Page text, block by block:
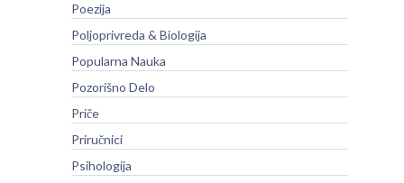
Poezija
Poljoprivreda & Biologija
Popularna Nauka
Pozorišno Delo
Priče
Priručnici
Psihologija